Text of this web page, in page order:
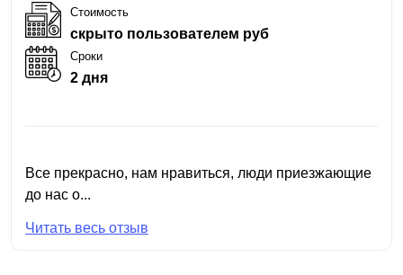
Стоимость
скрыто пользователем руб
Сроки
2 дня
Все прекрасно, нам нравиться, люди приезжающие
до нас о...
Читать весь отзыв